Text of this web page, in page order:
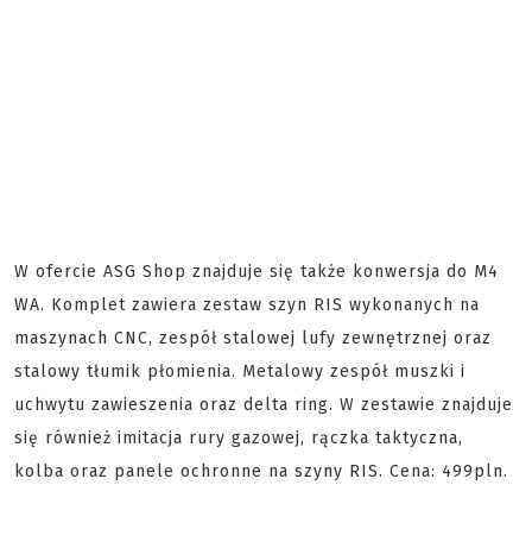
W ofercie ASG Shop znajduje się także konwersja do M4
WA. Komplet zawiera zestaw szyn RIS wykonanych na
maszynach CNC, zespół stalowej lufy zewnętrznej oraz
stalowy tłumik płomienia. Metalowy zespół muszki i
uchwytu zawieszenia oraz delta ring. W zestawie znajduje
się również imitacja rury gazowej, rączka taktyczna,
kolba oraz panele ochronne na szyny RIS. Cena: 499pln.